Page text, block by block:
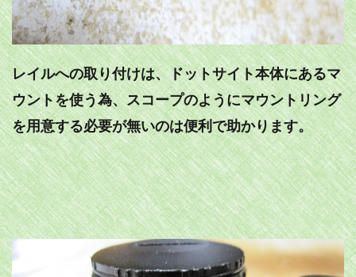
レイルへの取り付けは、ドットサイト本体にあるマ
ウントを使う為、スコープのようにマウントリング
を用意する必要が無いのは便利で助かります。